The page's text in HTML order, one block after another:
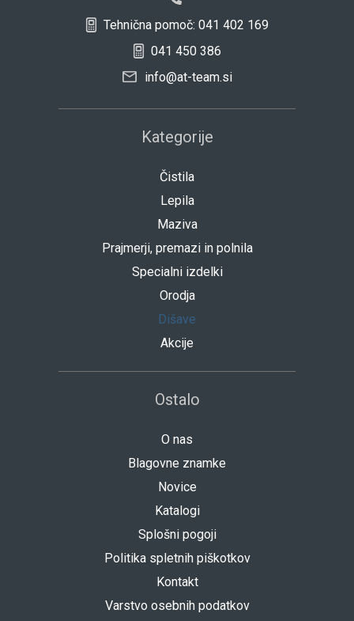
Tehnična pomoč: 041 402 169
041 450 386
info@at-team.si
Kategorije
Čistila
Lepila
Maziva
Prajmerji, premazi in polnila
Specialni izdelki
Orodja
Dišave
Akcije
Ostalo
O nas
Blagovne znamke
Novice
Katalogi
Splošni pogoji
Politika spletnih piškotkov
Kontakt
Varstvo osebnih podatkov